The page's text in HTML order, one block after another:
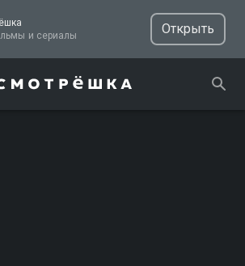
ТВ, фильмы и сериалы
Открыть